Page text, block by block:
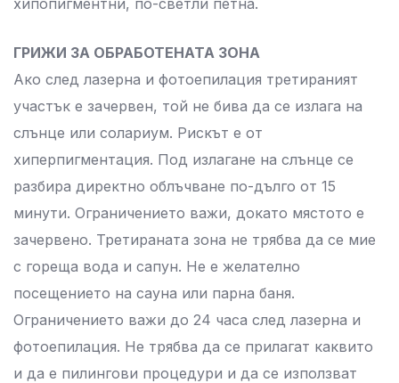
хипопигментни, по-светли петна.
ГРИЖИ ЗА ОБРАБОТЕНАТА ЗОНА
Ако след лазерна и фотоепилация третираният
участък е зачервен, той не бива да се излага на
слънце или солариум. Рискът е от
хиперпигментация. Под излагане на слънце се
разбира директно облъчване по-дълго от 15
минути. Ограничението важи, докато мястото е
зачервено. Третираната зона не трябва да се мие
с гореща вода и сапун. Не е желателно
посещението на сауна или парна баня.
Ограничението важи до 24 часа след лазерна и
фотоепилация. Не трябва да се прилагат каквито
и да е пилингови процедури и да се използват